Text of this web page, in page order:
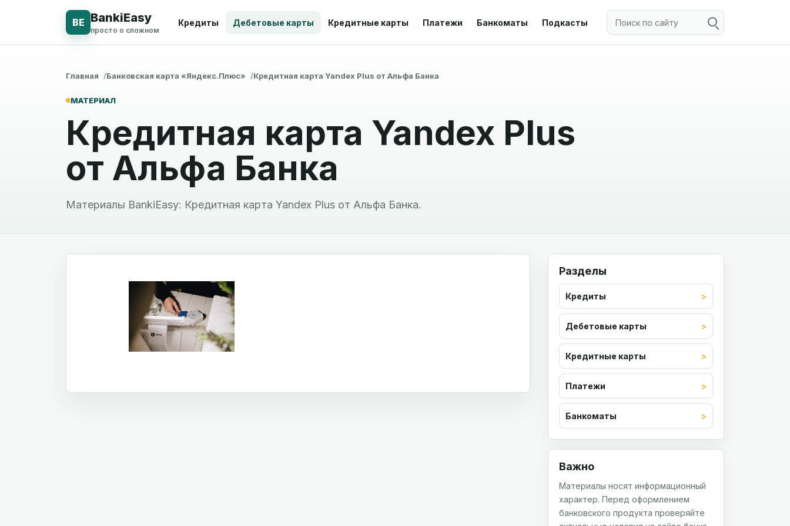
BE BankiEasy
просто о сложном
Кредиты Дебетовые карты Кредитные карты Платежи Банкоматы Подкасты
Главная Банковская карта «Яндекс.Плюс» Кредитная карта Yandex Plus от Альфа Банка
МАТЕРИАЛ
Кредитная карта Yandex Plus
от Альфа Банка
Материалы BankiEasy: Кредитная карта Yandex Plus от Альфа Банка.
Разделы
Кредиты
Дебетовые карты
Кредитные карты
Платежи
Банкоматы
Важно
Материалы носят информационный
характер. Перед оформлением
банковского продукта проверяйте